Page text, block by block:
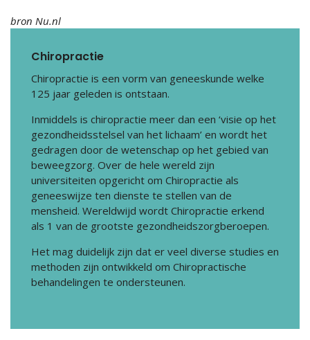
bron Nu.nl
Chiropractie
Chiropractie is een vorm van geneeskunde welke
125 jaar geleden is ontstaan.
Inmiddels is chiropractie meer dan een ‘visie op het
gezondheidsstelsel van het lichaam’ en wordt het
gedragen door de wetenschap op het gebied van
beweegzorg. Over de hele wereld zijn
universiteiten opgericht om Chiropractie als
geneeswijze ten dienste te stellen van de
mensheid. Wereldwijd wordt Chiropractie erkend
als 1 van de grootste gezondheidszorgberoepen.
Het mag duidelijk zijn dat er veel diverse studies en
methoden zijn ontwikkeld om Chiropractische
behandelingen te ondersteunen.